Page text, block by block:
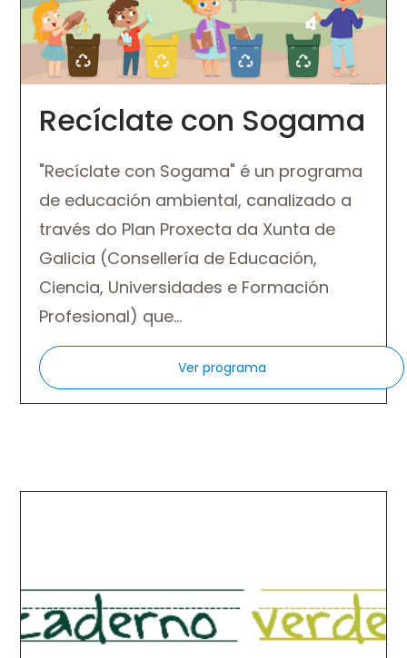
Recíclate con Sogama
"Recíclate con Sogama" é un programa
de educación ambiental, canalizado a
través do Plan Proxecta da Xunta de
Galicia (Consellería de Educación,
Ciencia, Universidades e Formación
Profesional) que…
Ver programa